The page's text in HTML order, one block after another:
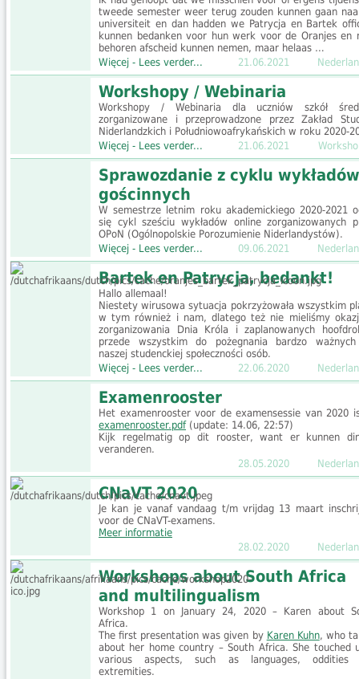
tweede semester weer terug zouden kunnen gaan
universiteit en dan hadden we Patrycja en Bartek
kunnen bedanken voor hun werk voor de Oranjes en
behoren afscheid kunnen nemen, maar helaas …
Więcej - Lees verder...
21.06.2021
Workshopy / Webinaria
Workshopy / Webinaria dla uczniów szkół
zorganizowane i przeprowadzone przez Zakład
Niderlandzkich i Południowoafrykańskich w roku 2020-
Więcej - Lees verder...
21.06.2021
Sprawozdanie z cyklu wykładów
gościnnych
W semestrze letnim roku akademickiego 2020-2021
się cykl sześciu wykładów online zorganizowanych
OPoN (Ogólnopolskie Porozumienie Niderlandystów).
Więcej - Lees verder...
09.06.2021
Bartek en Patrycja, bedankt!
Hallo allemaal!
Niestety wirusowa sytuacja pokrzyżowała wszystkim
w tym również i nam, dlatego też nie mieliśmy
zorganizowania Dnia Króla i zaplanowanych
przede wszystkim do pożegnania bardzo
naszej studenckiej społeczności osób.
Więcej - Lees verder...
22.06.2020
Examenrooster
Het examenrooster voor de examensessie van 2020
examenrooster.pdf(update: 14.06, 22:57)
Kijk regelmatig op dit rooster, want er kunnen
veranderen.
28.05.2020
CNaVT 2020
Je kan je vanaf vandaag t/m vrijdag 13 maart
voor de CNaVT-examens.
Meer informatie
28.02.2020
Workshops about South Africa
and multilingualism
Workshop 1 on January 24, 2020 – Karen about
Africa.
The first presentation was given by Karen Kuhn, who
about her home country – South Africa. She touched
various aspects, such as languages, oddities
extremities.